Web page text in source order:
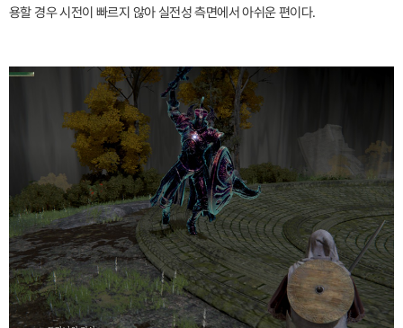
용할 경우 시전이 빠르지 않아 실전성 측면에서 아쉬운 편이다.